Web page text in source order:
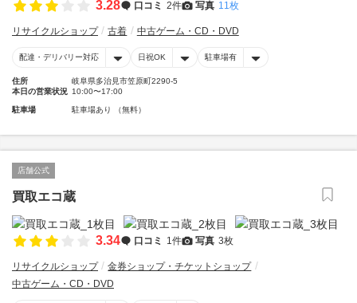
3.28 口コミ 2件 写真 11枚
リサイクルショップ 古着 中古ゲーム・CD・DVD
配達・デリバリー対応 日祝OK 駐車場有
住所
岐阜県多治見市笠原町2290-5
本日の営業状況 10:00〜17:00
駐車場 駐車場あり （無料）
店舗公式
買取エコ蔵
3.34 口コミ 1件 写真 3枚
リサイクルショップ
金券ショップ・チケットショップ
中古ゲーム・CD・DVD